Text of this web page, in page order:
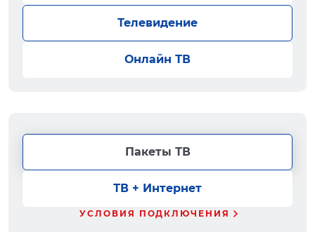
Телевидение
Онлайн ТВ
Пакеты ТВ
ТВ + Интернет
УСЛОВИЯ ПОДКЛЮЧЕНИЯ